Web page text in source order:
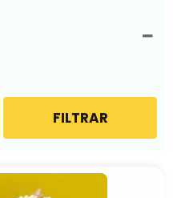
FILTRAR